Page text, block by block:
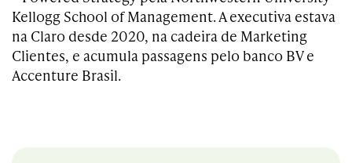
Kellogg School of Management. A executiva estava
na Claro desde 2020, na cadeira de Marketing
Clientes, e acumula passagens pelo banco BV e
Accenture Brasil.